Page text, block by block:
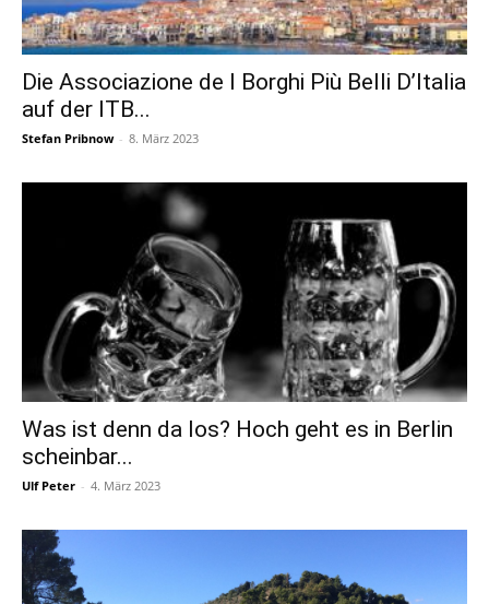
Die Associazione de I Borghi Più Belli D’Italia
auf der ITB...
Stefan Pribnow - 8. März 2023
Was ist denn da los? Hoch geht es in Berlin
scheinbar...
Ulf Peter - 4. März 2023